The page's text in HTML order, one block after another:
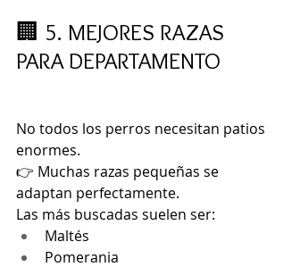
🏢 5. MEJORES RAZAS
PARA DEPARTAMENTO
No todos los perros necesitan patios
enormes.
👉 Muchas razas pequeñas se
adaptan perfectamente.
Las más buscadas suelen ser:
Maltés
Pomerania